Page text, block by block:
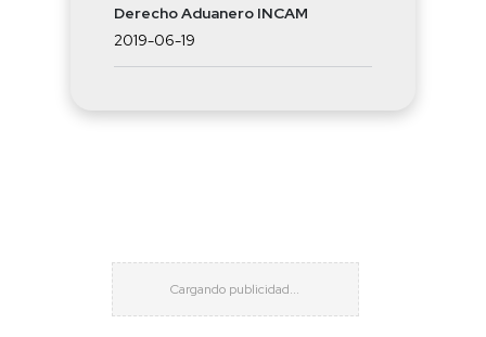
Derecho Aduanero INCAM
2019-06-19